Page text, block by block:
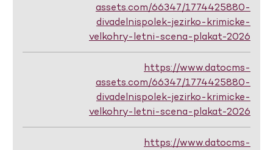
assets.com/66347/1774425880-
divadelnispolek-jezirko-krimicke-
velkohry-letni-scena-plakat-2026
https://www.datocms-
assets.com/66347/1774425880-
divadelnispolek-jezirko-krimicke-
velkohry-letni-scena-plakat-2026
https://www.datocms-